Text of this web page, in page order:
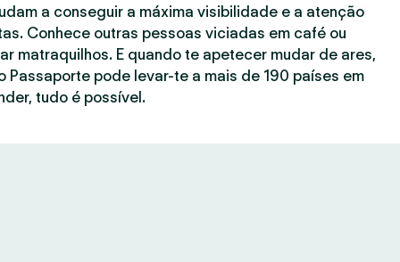
a conseguir a máxima visibilidade e a atenção
Conhece outras pessoas viciadas em café ou
matraquilhos. E quando te apetecer mudar de ares,
Passaporte pode levar-te a mais de 190 países em
tudo é possível.